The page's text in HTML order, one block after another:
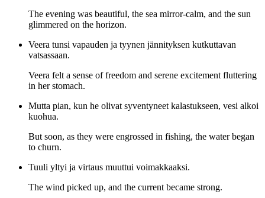
The evening was beautiful, the sea mirror-calm, and the sun
glimmered on the horizon.
Veera tunsi vapauden ja tyynen jännityksen kutkuttavan
vatsassaan.
Veera felt a sense of freedom and serene excitement fluttering
in her stomach.
Mutta pian, kun he olivat syventyneet kalastukseen, vesi alkoi
kuohua.
But soon, as they were engrossed in fishing, the water began
to churn.
Tuuli yltyi ja virtaus muuttui voimakkaaksi.
The wind picked up, and the current became strong.